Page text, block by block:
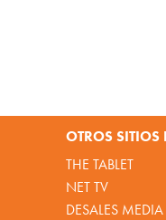
OTROS SITIOS
THE TABLET
NET TV
DESALES MEDIA